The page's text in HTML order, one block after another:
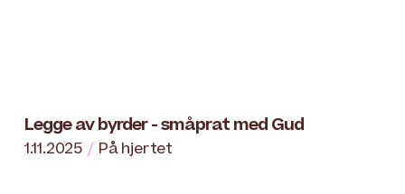
Legge av byrder - småprat med Gud
1.11.2025 På hjertet